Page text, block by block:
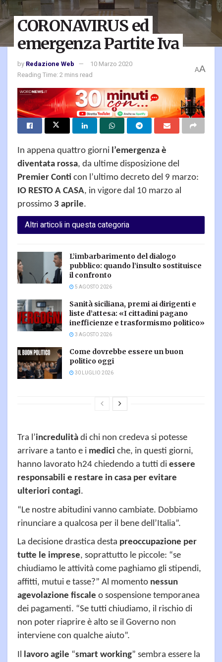
CORONAVIRUS ed
emergenza Partite Iva
by Redazione Web
10 Marzo 2020
Reading Time: 2 mins read
AA
In appena quattro giorni l’emergenza è
diventata rossa, da ultime disposizione del
Premier Conti con l’ultimo decreto del 9 marzo:
IO RESTO A CASA, in vigore dal 10 marzo al
prossimo 3 aprile.
Altri articoli in questa categoria
L’imbarbarimento del dialogo
pubblico: quando l’insulto sostituisce
il confronto
5 AGOSTO 2026
Sanità siciliana, premi ai dirigenti e
liste d’attesa: «I cittadini pagano
inefficienze e trasformismo politico»
3 AGOSTO 2026
Come dovrebbe essere un buon
politico oggi
30 LUGLIO 2026
Tra l’incredulità di chi non credeva si potesse
arrivare a tanto e i medici che, in questi giorni,
hanno lavorato h24 chiedendo a tutti di essere
responsabili e restare in casa per evitare
ulteriori contagi.
“Le nostre abitudini vanno cambiate. Dobbiamo
rinunciare a qualcosa per il bene dell’Italia”.
La decisione drastica desta preoccupazione per
tutte le imprese, soprattutto le piccole: “se
chiudiamo le attività come paghiamo gli stipendi,
affitti, mutui e tasse?” Al momento nessun
agevolazione fiscale o sospensione temporanea
dei pagamenti. “Se tutti chiudiamo, il rischio di
non poter riaprire è alto se il Governo non
interviene con qualche aiuto”.
Il lavoro agile “smart working” sembra essere la